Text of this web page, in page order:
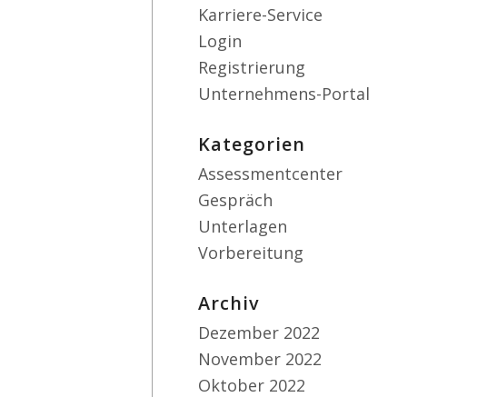
Karriere-Service
Login
Registrierung
Unternehmens-Portal
Kategorien
Assessmentcenter
Gespräch
Unterlagen
Vorbereitung
Archiv
Dezember 2022
November 2022
Oktober 2022